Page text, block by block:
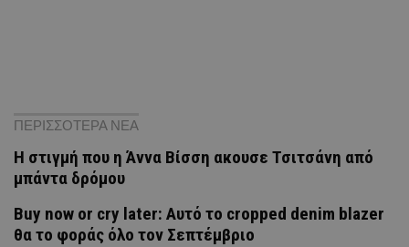
ΠΕΡΙΣΣΟΤΕΡΑ ΝΕΑ
H στιγμή που η Άννα Βίσση ακουσε Τσιτσάνη από
μπάντα δρόμου
Buy now or cry later: Αυτό το cropped denim blazer
θα το φοράς όλο τον Σεπτέμβριο